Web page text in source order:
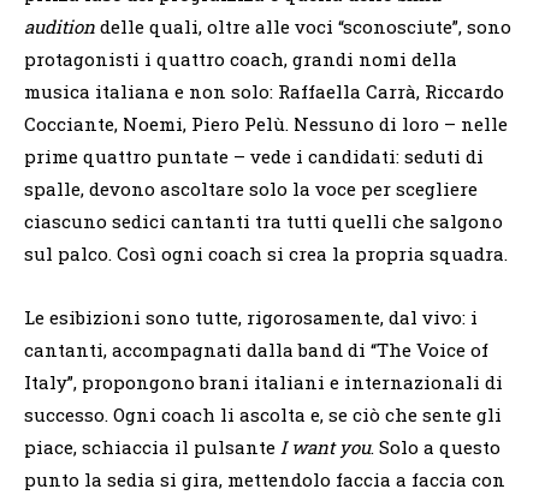
audition delle quali, oltre alle voci “sconosciute”, sono
protagonisti i quattro coach, grandi nomi della
musica italiana e non solo: Raffaella Carrà, Riccardo
Cocciante, Noemi, Piero Pelù. Nessuno di loro – nelle
prime quattro puntate – vede i candidati: seduti di
spalle, devono ascoltare solo la voce per scegliere
ciascuno sedici cantanti tra tutti quelli che salgono
sul palco. Così ogni coach si crea la propria squadra.
Le esibizioni sono tutte, rigorosamente, dal vivo: i
cantanti, accompagnati dalla band di “The Voice of
Italy”, propongono brani italiani e internazionali di
successo. Ogni coach li ascolta e, se ciò che sente gli
piace, schiaccia il pulsante I want you. Solo a questo
punto la sedia si gira, mettendolo faccia a faccia con